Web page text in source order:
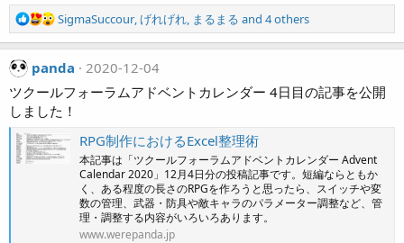
R
e
a
c
i
o
s
:
SigmaSuccour,げれげれ, まるまる and 4 others
panda
2020-12-04
ツクールフォーラムアドベントカレンダー 4日目の記事を公開
しました！
RPG制作におけるExcel整理術
本記事は「ツクールフォーラムアドベントカレンダー Advent
Calendar 2020」12月4日分の投稿記事です。短編ならともか
く、ある程度の長さのRPGを作ろうと思ったら、スイッチや変
数の管理、武器・防具や敵キャラのパラメーター調整など、管
理・調整する内容がいろいろあります。
www.werepanda.jp